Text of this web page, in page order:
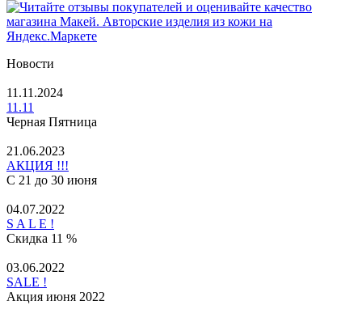
Новости
11.11.2024
11.11
Черная Пятница
21.06.2023
АКЦИЯ !!!
С 21 до 30 июня
04.07.2022
S A L E !
Скидка 11 %
03.06.2022
SALE !
Акция июня 2022